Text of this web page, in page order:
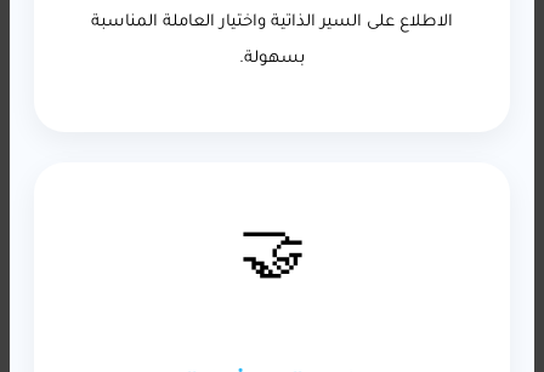
الاطلاع على السير الذاتية واختيار العاملة المناسبة
بسهولة.
🤝